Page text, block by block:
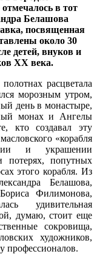
в тот
Белашова
посвященная
около 30
детей, внуков и
ХХ века.
расцветала
морозным утром,
день в монастыре,
монах и Ангелы
кто создавал эту
«корабля
и украшении
потерях, попутных
этого корабля. Из
Белашова,
Филимонова,
удивительная
думаю, стоит еще
сокровища,
художников,
профессионалов.